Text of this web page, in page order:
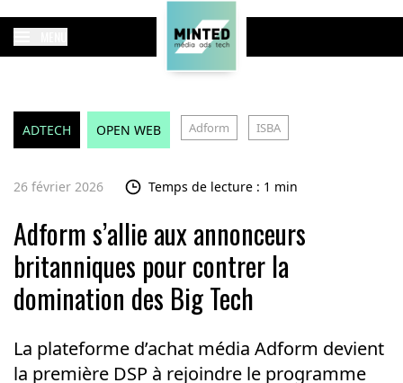
ADTECH OPEN WEB Adform ISBA
26 février 2026 Temps de lecture : 1 min
Adform s’allie aux annonceurs
britanniques pour contrer la
domination des Big Tech
La plateforme d’achat média Adform devient
la première DSP à rejoindre le programme